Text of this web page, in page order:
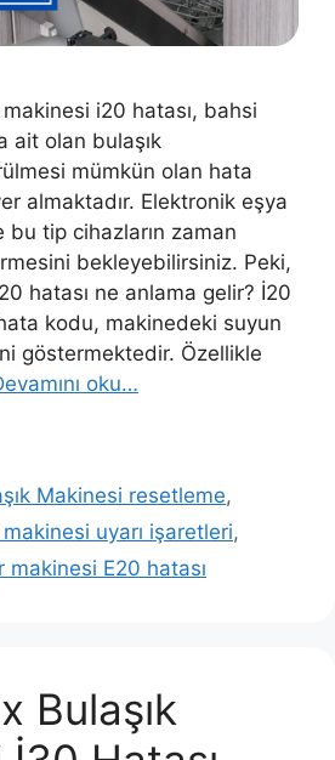
i20 hatası, bahsi
ait olan bulaşık
mümkün olan hata
almaktadır. Elektronik eşya
bu tip cihazların zaman
bekleyebilirsiniz. Peki,
hatası ne anlama gelir? İ20
kodu, makinedeki suyun
göstermektedir. Özellikle
oku…
Makinesi resetleme,
uyarı işaretleri,
makinesi E20 hatası
Bulaşık